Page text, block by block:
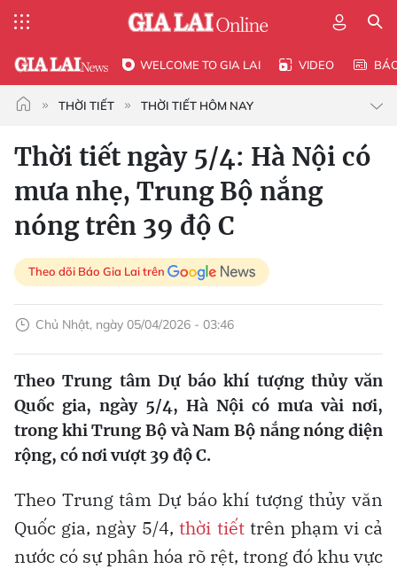
WELCOME TO GIA LAI VIDEO
THỜI TIẾT THỜI TIẾT HÔM NAY
Thời tiết ngày 5/4: Hà Nội có
mưa nhẹ, Trung Bộ nắng
nóng trên 39 độ C
Theo dõi Báo Gia Lai trên
Chủ Nhật, ngày 05/04/2026 - 03:46
Theo Trung tâm Dự báo khí tượng thủy văn
Quốc gia, ngày 5/4, Hà Nội có mưa vài nơi,
trong khi Trung Bộ và Nam Bộ nắng nóng diện
rộng, có nơi vượt 39 độ C.
Theo Trung tâm Dự báo khí tượng thủy văn
Quốc gia, ngày 5/4,thời tiếttrên phạm vi cả
nước có sự phân hóa rõ rệt, trong đó khu vực